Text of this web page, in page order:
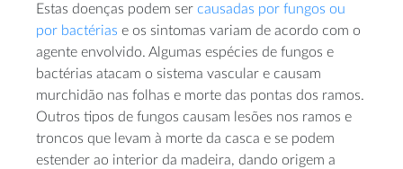
Estas doenças podem ser causadas por fungos ou
por bactérias e os sintomas variam de acordo com o
agente envolvido. Algumas espécies de fungos e
bactérias atacam o sistema vascular e causam
murchidão nas folhas e morte das pontas dos ramos.
Outros tipos de fungos causam lesões nos ramos e
troncos que levam à morte da casca e se podem
estender ao interior da madeira, dando origem a